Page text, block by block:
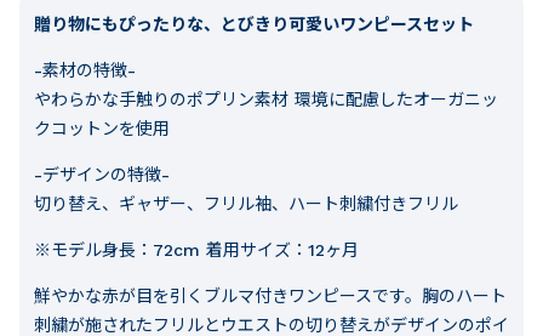
贈り物にもぴったりな、とびきり可愛いワンピースセット
-素材の特徴-
やわらかな手触りのポプリン素材 環境に配慮したオーガニッ
クコットンを使用
-デザインの特徴-
切り替え、ギャザー、フリル袖、ハート刺繍付きフリル
※モデル身長：72cm 着用サイズ：12ヶ月
鮮やかな赤が目を引くブルマ付きワンピースです。胸のハート
刺繍が施されたフリルとウエストの切り替えがデザインのポイ